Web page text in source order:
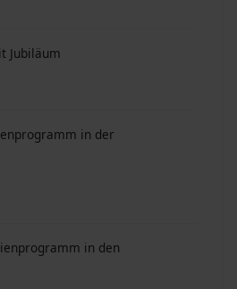
Jubiläum
in der
in den